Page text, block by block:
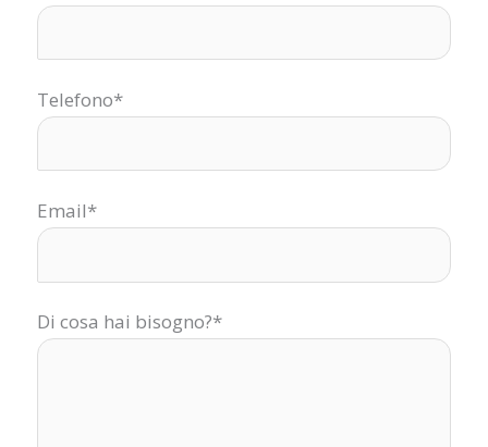
Telefono*
Email*
Di cosa hai bisogno?*